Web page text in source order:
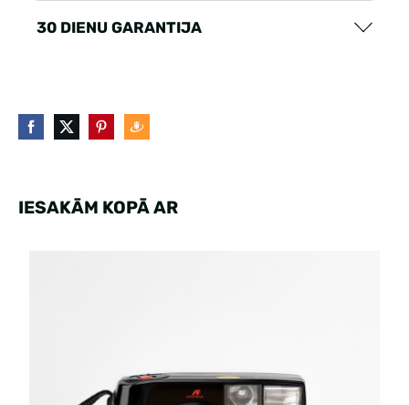
30 DIENU GARANTIJA
IESAKĀM KOPĀ AR